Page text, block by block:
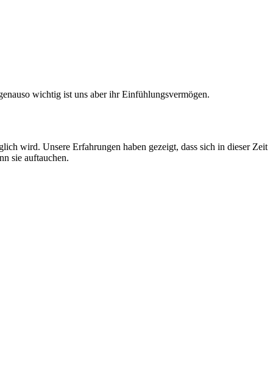
wichtig ist uns aber ihr Einfühlungsvermögen.
wird. Unsere Erfahrungen haben gezeigt, dass sich in dieser Zeit
sie auftauchen.